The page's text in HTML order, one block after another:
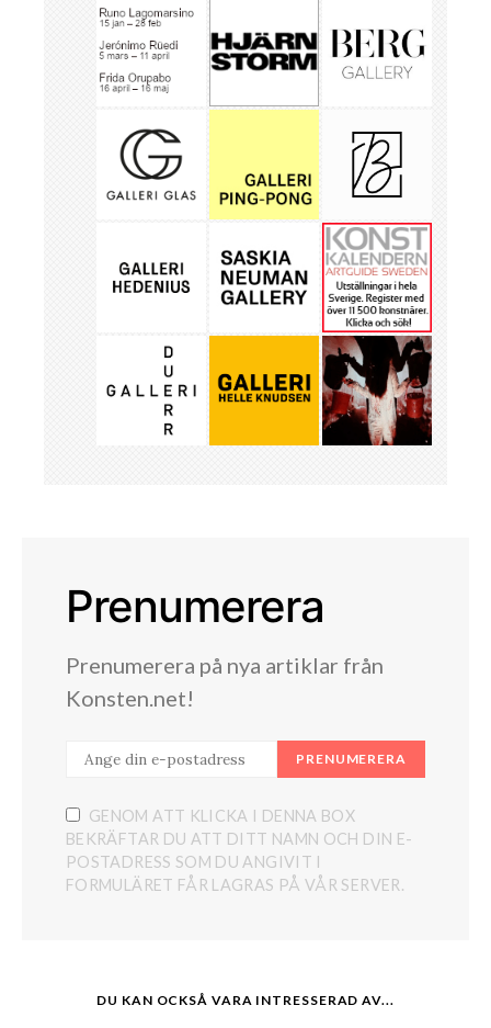
Prenumerera
Prenumerera på nya artiklar från
Konsten.net!
PRENUMERERA
GENOM ATT KLICKA I DENNA BOX
BEKRÄFTAR DU ATT DITT NAMN OCH DIN E-
POSTADRESS SOM DU ANGIVIT I
FORMULÄRET FÅR LAGRAS PÅ VÅR SERVER.
DU KAN OCKSÅ VARA INTRESSERAD AV...